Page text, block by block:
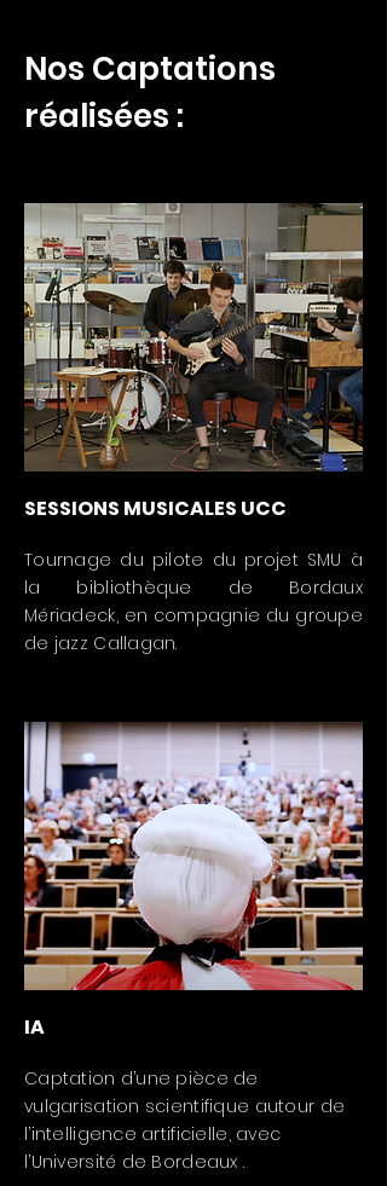
Nos Captations
réalisées :
SESSIONS MUSICALES UCC
Tournage du pilote du projet SMU à
la bibliothèque de Bordaux
Mériadeck, en compagnie du groupe
de jazz Callagan.
IA
Captation d’une pièce de
vulgarisation scientifique autour de
l’intelligence artificielle, avec
l’Université de Bordeaux .